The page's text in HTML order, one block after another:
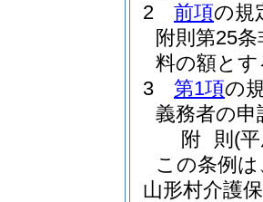
2
前項の規
附則第25
料の額とす
3
第1項の
義務者の
附 則 (
この条例
山形村介護